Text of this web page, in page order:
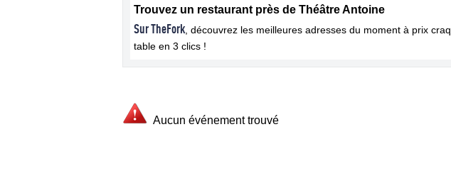
Trouvez un restaurant près de Théâtre Antoine
Sur TheFork , découvrez les meilleures adresses du moment à prix
table en 3 clics !
Aucun événement trouvé